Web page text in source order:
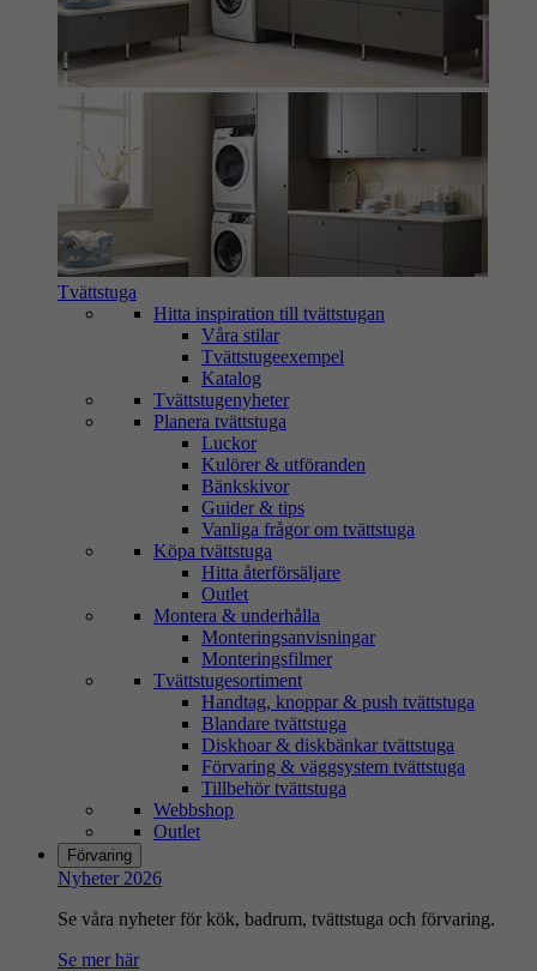
Tvättstuga
Hitta inspiration till tvättstugan
Våra stilar
Tvättstugeexempel
Katalog
Tvättstugenyheter
Planera tvättstuga
Luckor
Kulörer & utföranden
Bänkskivor
Guider & tips
Vanliga frågor om tvättstuga
Köpa tvättstuga
Hitta återförsäljare
Outlet
Montera & underhålla
Monteringsanvisningar
Monteringsfilmer
Tvättstugesortiment
Handtag, knoppar & push tvättstuga
Blandare tvättstuga
Diskhoar & diskbänkar tvättstuga
Förvaring & väggsystem tvättstuga
Tillbehör tvättstuga
Webbshop
Outlet
Förvaring
Nyheter 2026
Se våra nyheter för kök, badrum, tvättstuga och förvaring.
Se mer här